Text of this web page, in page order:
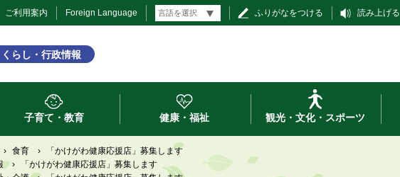
ご利用案内 Foreign Language ふりがなをつける 読み上げる
くらし・行政情報
子育て・教育 健康・福祉 観光・文化・スポーツ
› 食育 ›
「かけがわ健康応援店」募集します
›
「かけがわ健康応援店」募集します